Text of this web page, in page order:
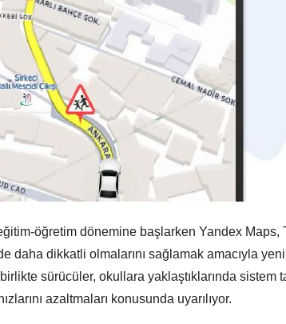
öğretim dönemine başlarken Yandex Maps,
daha dikkatli olmalarını sağlamak amacıyla
sürücüler, okullara yaklaştıklarında sistem
azaltmaları konusunda uyarılıyor.